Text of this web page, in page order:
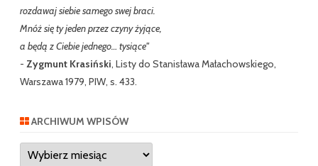
rozdawaj siebie samego swej braci.
Mnóż się ty jeden przez czyny żyjące,
a będą z Ciebie jednego… tysiące"
- Zygmunt Krasiński, Listy do Stanisława Małachowskiego,
Warszawa 1979, PIW, s. 433.
ARCHIWUM WPISÓW
Archiwum
wpisów